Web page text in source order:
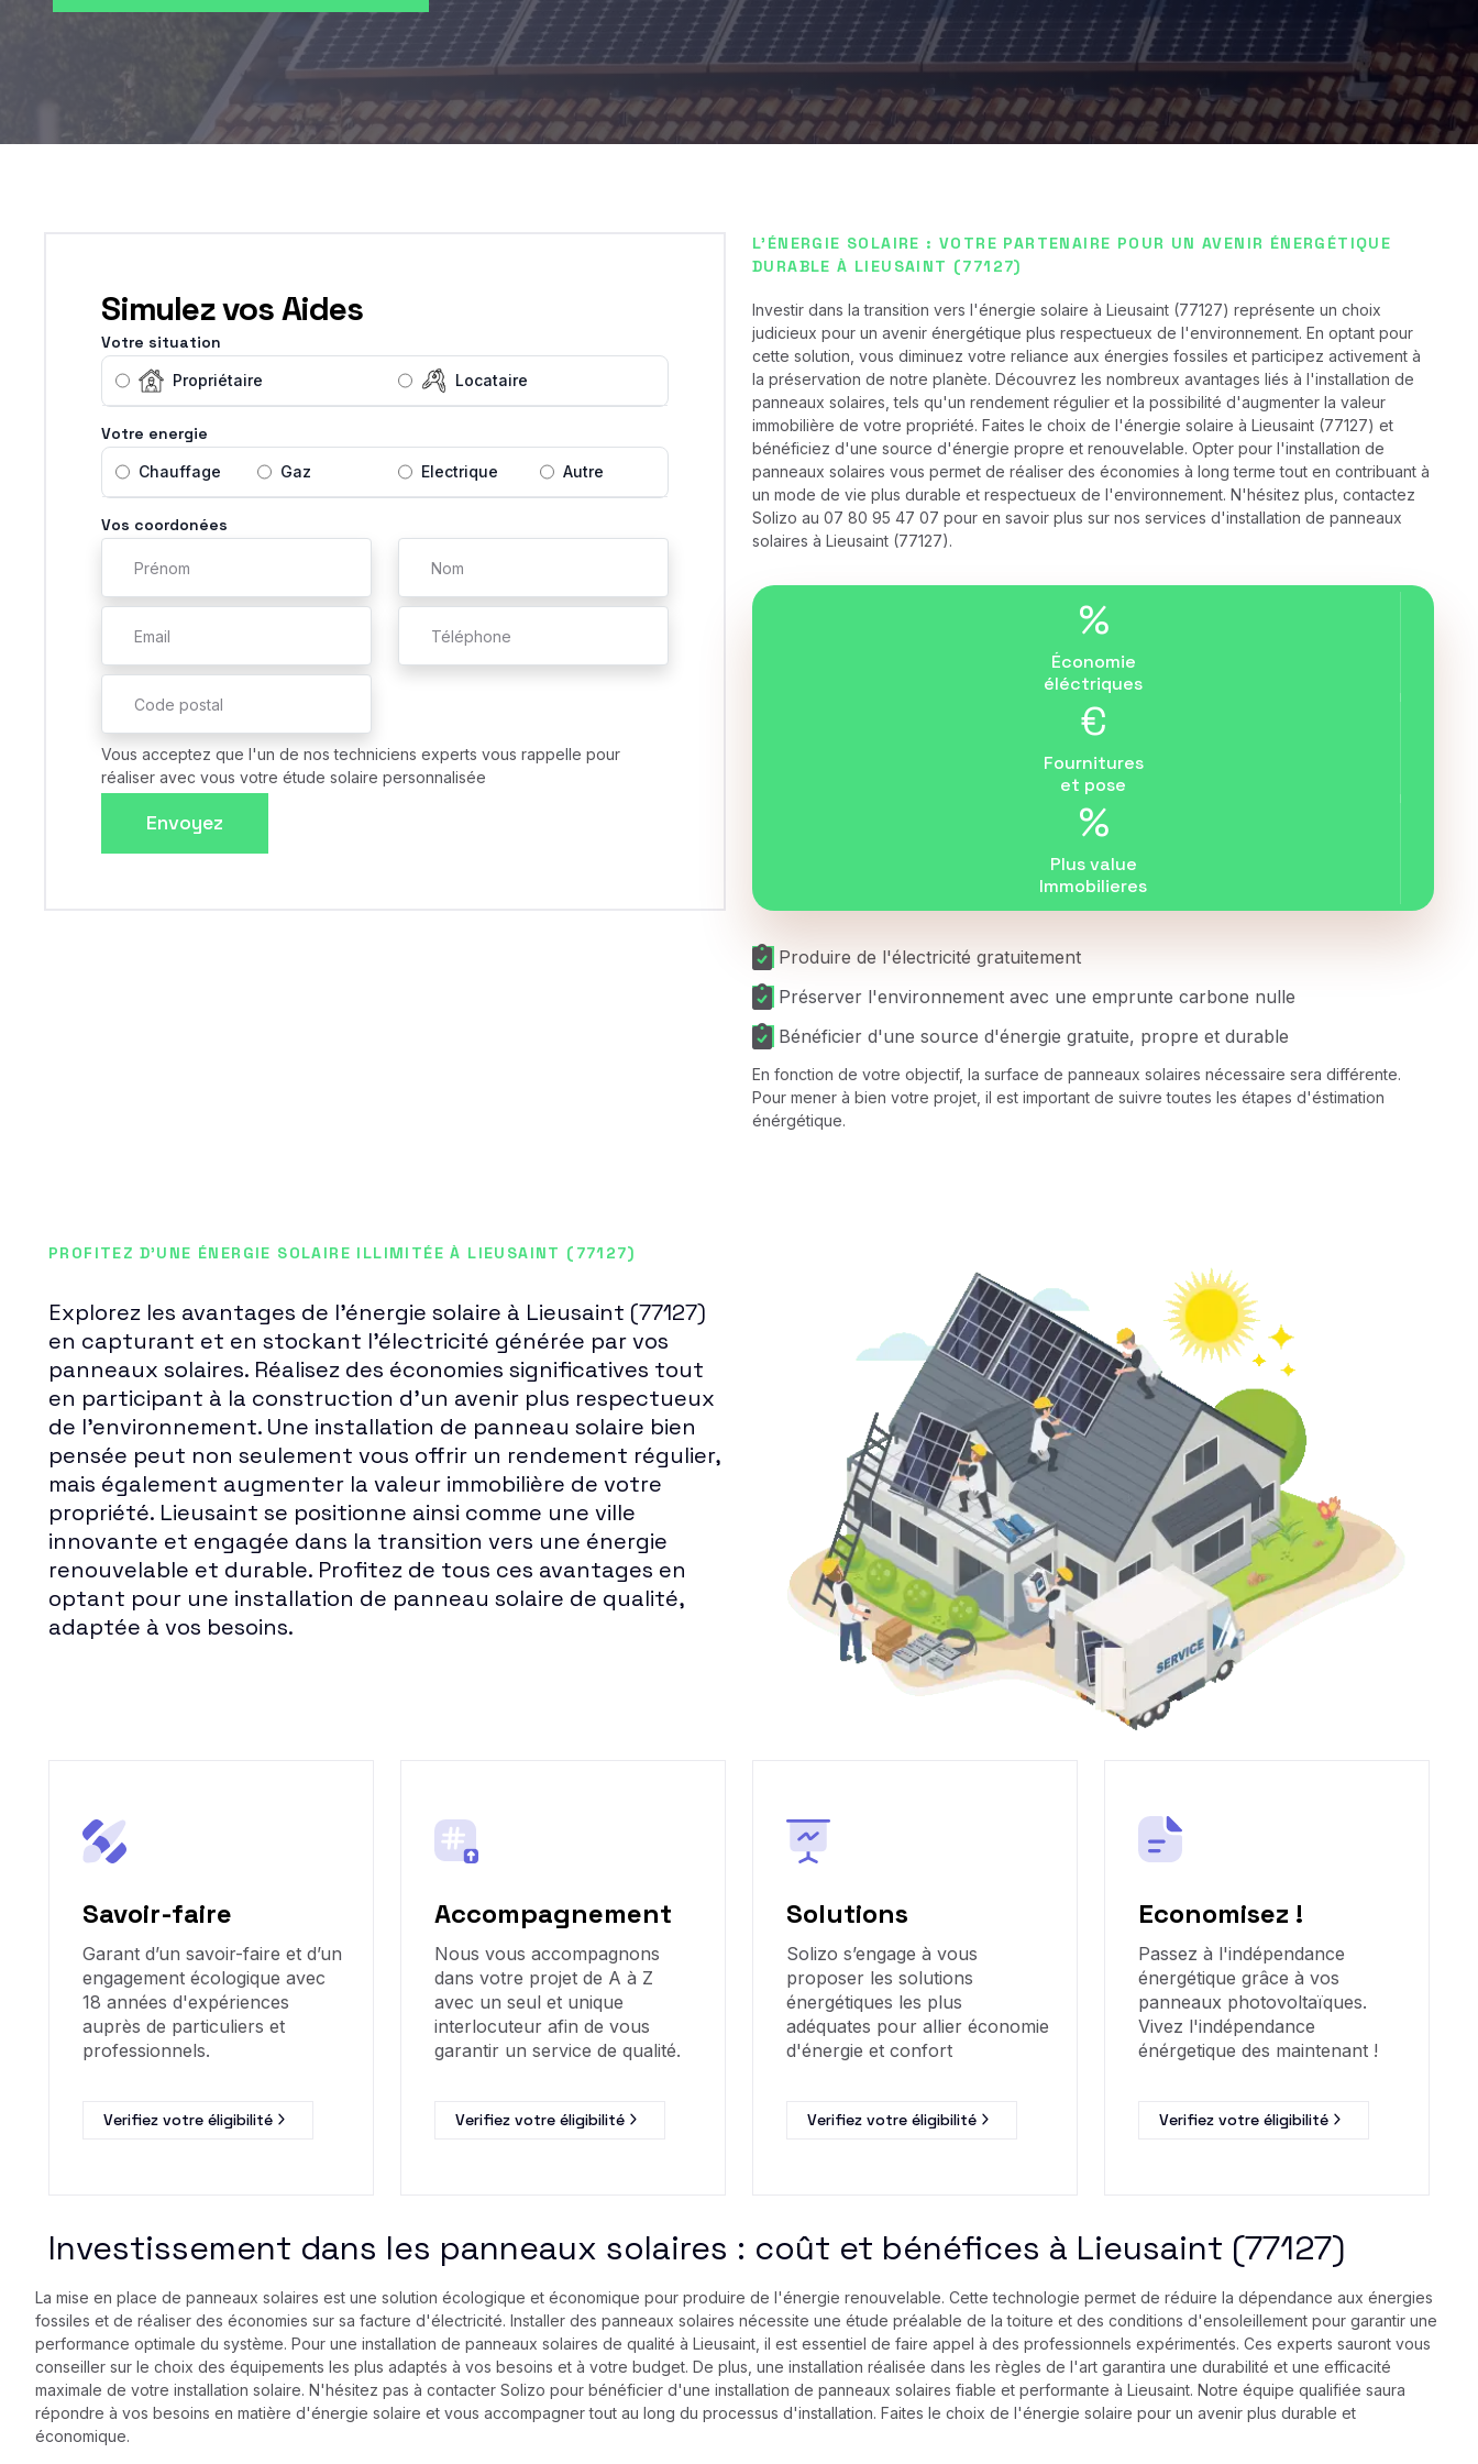
L'ÉNERGIE SOLAIRE : VOTRE PARTENAIRE POUR UN AVENIR ÉNERGÉTIQUE
DURABLE À LIEUSAINT (77127)
Investir dans la transition vers l'énergie solaire à Lieusaint (77127) représente un choix
judicieux pour un avenir énergétique plus respectueux de l'environnement. En optant pour
cette solution, vous diminuez votre reliance aux énergies fossiles et participez activement à
la préservation de notre planète. Découvrez les nombreux avantages liés à l'installation de
panneaux solaires, tels qu'un rendement régulier et la possibilité d'augmenter la valeur
immobilière de votre propriété. Faites le choix de l'énergie solaire à Lieusaint (77127) et
bénéficiez d'une source d'énergie propre et renouvelable. Opter pour l'installation de
panneaux solaires vous permet de réaliser des économies à long terme tout en contribuant à
un mode de vie plus durable et respectueux de l'environnement. N'hésitez plus, contactez
Solizo au 07 80 95 47 07 pour en savoir plus sur nos services d'installation de panneaux
solaires à Lieusaint (77127).
%
Économie
éléctriques
€
Fournitures
et pose
%
Plus value
Immobilieres
Produire de l'électricité gratuitement
Préserver l'environnement avec une emprunte carbone nulle
Bénéficier d'une source d'énergie gratuite, propre et durable
En fonction de votre objectif, la surface de panneaux solaires nécessaire sera différente.
Pour mener à bien votre projet, il est important de suivre toutes les étapes d'éstimation
énérgétique.
Simulez vos Aides
Votre situation
Propriétaire Locataire
Votre energie
Chauffage Gaz Electrique Autre
Vos coordonées
Vous acceptez que l'un de nos techniciens experts vous rappelle pour
réaliser avec vous votre étude solaire personnalisée
Envoyez
PROFITEZ D'UNE ÉNERGIE SOLAIRE ILLIMITÉE À LIEUSAINT (77127)
Explorez les avantages de l'énergie solaire à Lieusaint (77127)
en capturant et en stockant l'électricité générée par vos
panneaux solaires. Réalisez des économies significatives tout
en participant à la construction d'un avenir plus respectueux
de l'environnement. Une installation de panneau solaire bien
pensée peut non seulement vous offrir un rendement régulier,
mais également augmenter la valeur immobilière de votre
propriété. Lieusaint se positionne ainsi comme une ville
innovante et engagée dans la transition vers une énergie
renouvelable et durable. Profitez de tous ces avantages en
optant pour une installation de panneau solaire de qualité,
adaptée à vos besoins.
Savoir-faire
Garant d’un savoir-faire et d’un
engagement écologique avec
18 années d'expériences
auprès de particuliers et
professionnels.
Verifiez votre éligibilité
Accompagnement
Nous vous accompagnons
dans votre projet de A à Z
avec un seul et unique
interlocuteur afin de vous
garantir un service de qualité.
Verifiez votre éligibilité
Solutions
Solizo s’engage à vous
proposer les solutions
énergétiques les plus
adéquates pour allier économie
d'énergie et confort
Verifiez votre éligibilité
Economisez !
Passez à l'indépendance
énergétique grâce à vos
panneaux photovoltaïques.
Vivez l'indépendance
énérgetique des maintenant !
Verifiez votre éligibilité
Investissement dans les panneaux solaires : coût et bénéfices à Lieusaint (77127)
La mise en place de panneaux solaires est une solution écologique et économique pour produire de l'énergie renouvelable. Cette technologie permet de réduire la dépendance aux énergies
fossiles et de réaliser des économies sur sa facture d'électricité. Installer des panneaux solaires nécessite une étude préalable de la toiture et des conditions d'ensoleillement pour garantir une
performance optimale du système. Pour une installation de panneaux solaires de qualité à Lieusaint, il est essentiel de faire appel à des professionnels expérimentés. Ces experts sauront vous
conseiller sur le choix des équipements les plus adaptés à vos besoins et à votre budget. De plus, une installation réalisée dans les règles de l'art garantira une durabilité et une efficacité
maximale de votre installation solaire. N'hésitez pas à contacter Solizo pour bénéficier d'une installation de panneaux solaires fiable et performante à Lieusaint. Notre équipe qualifiée saura
répondre à vos besoins en matière d'énergie solaire et vous accompagner tout au long du processus d'installation. Faites le choix de l'énergie solaire pour un avenir plus durable et
économique.